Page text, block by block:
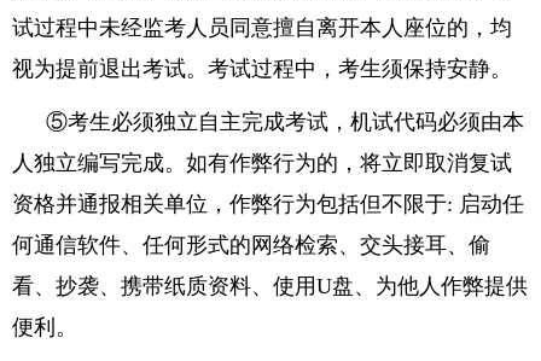
试过程中未经监考人员同意擅自离开本人座位的，均
视为提前退出考试。考试过程中，考生须保持安静。
⑤考生必须独立自主完成考试，机试代码必须由本
人独立编写完成。如有作弊行为的，将立即取消复试
资格并通报相关单位，作弊行为包括但不限于: 启动任
何通信软件、任何形式的网络检索、交头接耳、偷
看、抄袭、携带纸质资料、使用U盘、为他人作弊提供
便利。